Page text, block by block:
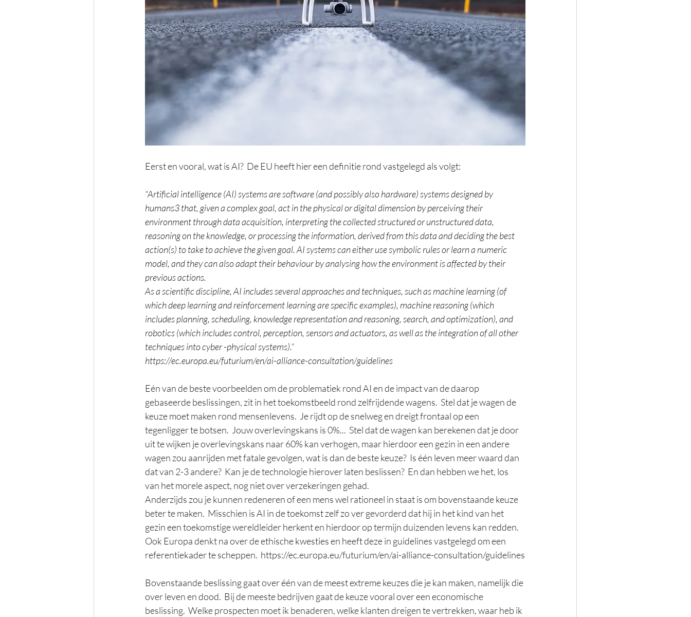
Eerst en vooral, wat is AI?  De EU heeft hier een definitie rond vastgelegd als volgt:
“Artificial intelligence (AI) systems are software (and possibly also hardware) systems designed by
humans3 that, given a complex goal, act in the physical or digital dimension by perceiving their
environment through data acquisition, interpreting the collected structured or unstructured data,
reasoning on the knowledge, or processing the information, derived from this data and deciding the best
action(s) to take to achieve the given goal. AI systems can either use symbolic rules or learn a numeric
model, and they can also adapt their behaviour by analysing how the environment is affected by their
previous actions.
As a scientific discipline, AI includes several approaches and techniques, such as machine learning (of
which deep learning and reinforcement learning are specific examples), machine reasoning (which
includes planning, scheduling, knowledge representation and reasoning, search, and optimization), and
robotics (which includes control, perception, sensors and actuators, as well as the integration of all other
techniques into cyber -physical systems).”
https://ec.europa.eu/futurium/en/ai-alliance-consultation/guidelines
Eén van de beste voorbeelden om de problematiek rond AI en de impact van de daarop
gebaseerde beslissingen, zit in het toekomstbeeld rond zelfrijdende wagens.  Stel dat je wagen de
keuze moet maken rond mensenlevens.  Je rijdt op de snelweg en dreigt frontaal op een
tegenligger te botsen.  Jouw overlevingskans is 0%...  Stel dat de wagen kan berekenen dat je door
uit te wijken je overlevingskans naar 60% kan verhogen, maar hierdoor een gezin in een andere
wagen zou aanrijden met fatale gevolgen, wat is dan de beste keuze?  Is één leven meer waard dan
dat van 2-3 andere?  Kan je de technologie hierover laten beslissen?  En dan hebben we het, los
van het morele aspect, nog niet over verzekeringen gehad.
Anderzijds zou je kunnen redeneren of een mens wel rationeel in staat is om bovenstaande keuze
beter te maken.  Misschien is AI in de toekomst zelf zo ver gevorderd dat hij in het kind van het
gezin een toekomstige wereldleider herkent en hierdoor op termijn duizenden levens kan redden.
Ook Europa denkt na over de ethische kwesties en heeft deze in guidelines vastgelegd om een
referentiekader te scheppen.  https://ec.europa.eu/futurium/en/ai-alliance-consultation/guidelines
Bovenstaande beslissing gaat over één van de meest extreme keuzes die je kan maken, namelijk die
over leven en dood.  Bij de meeste bedrijven gaat de keuze vooral over een economische
beslissing.  Welke prospecten moet ik benaderen, welke klanten dreigen te vertrekken, waar heb ik